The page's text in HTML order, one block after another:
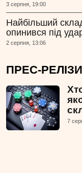
3 серпня, 19:00
Найбільший
опинився під
2 серпня, 13:06
ПРЕС-РЕЛІЗИ
7